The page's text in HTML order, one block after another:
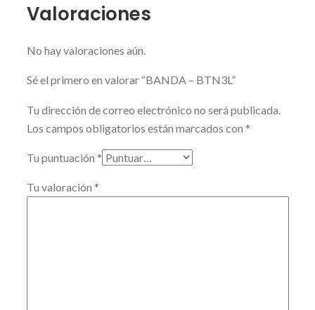
Valoraciones
No hay valoraciones aún.
Sé el primero en valorar “BANDA – BTN3L”
Tu dirección de correo electrónico no será publicada.
Los campos obligatorios están marcados con *
Tu puntuación *
Tu valoración *